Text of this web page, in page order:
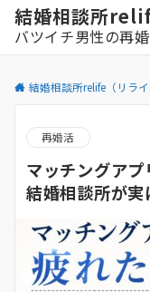
結婚相談所
バツイチ男性の再
結婚相談所relife（リライ
再婚活
マッチングアプ
結婚相談所が